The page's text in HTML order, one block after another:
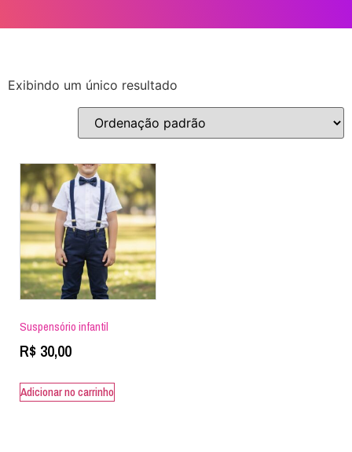
Exibindo um único resultado
Suspensório infantil
R$ 30,00
Adicionar no carrinho